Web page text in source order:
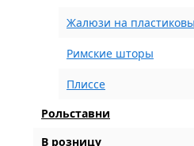
Жалюзи на
Римские шторы
Плиссе
Рольставни
В розницу